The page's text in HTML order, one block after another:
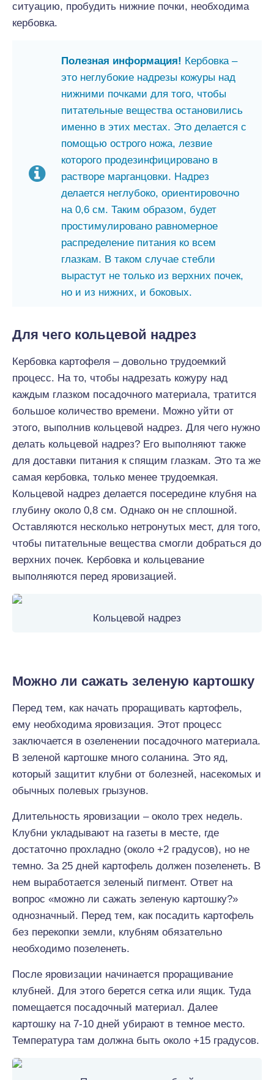
ситуацию, пробудить нижние почки, необходима
кербовка.
Полезная информация! Кербовка –
это неглубокие надрезы кожуры над
нижними почками для того, чтобы
питательные вещества остановились
именно в этих местах. Это делается с
помощью острого ножа, лезвие
которого продезинфицировано в
растворе марганцовки. Надрез
делается неглубоко, ориентировочно
на 0,6 см. Таким образом, будет
простимулировано равномерное
распределение питания ко всем
глазкам. В таком случае стебли
вырастут не только из верхних почек,
но и из нижних, и боковых.
Для чего кольцевой надрез
Кербовка картофеля – довольно трудоемкий
процесс. На то, чтобы надрезать кожуру над
каждым глазком посадочного материала, тратится
большое количество времени. Можно уйти от
этого, выполнив кольцевой надрез. Для чего нужно
делать кольцевой надрез? Его выполняют также
для доставки питания к спящим глазкам. Это та же
самая кербовка, только менее трудоемкая.
Кольцевой надрез делается посередине клубня на
глубину около 0,8 см. Однако он не сплошной.
Оставляются несколько нетронутых мест, для того,
чтобы питательные вещества смогли добраться до
верхних почек. Кербовка и кольцевание
выполняются перед яровизацией.
Кольцевой надрез
Можно ли сажать зеленую картошку
Перед тем, как начать проращивать картофель,
ему необходима яровизация. Этот процесс
заключается в озеленении посадочного материала.
В зеленой картошке много соланина. Это яд,
который защитит клубни от болезней, насекомых и
обычных полевых грызунов.
Длительность яровизации – около трех недель.
Клубни укладывают на газеты в месте, где
достаточно прохладно (около +2 градусов), но не
темно. За 25 дней картофель должен позеленеть. В
нем выработается зеленый пигмент. Ответ на
вопрос «можно ли сажать зеленую картошку?»
однозначный. Перед тем, как посадить картофель
без перекопки земли, клубням обязательно
необходимо позеленеть.
После яровизации начинается проращивание
клубней. Для этого берется сетка или ящик. Туда
помещается посадочный материал. Далее
картошку на 7-10 дней убирают в темное место.
Температура там должна быть около +15 градусов.